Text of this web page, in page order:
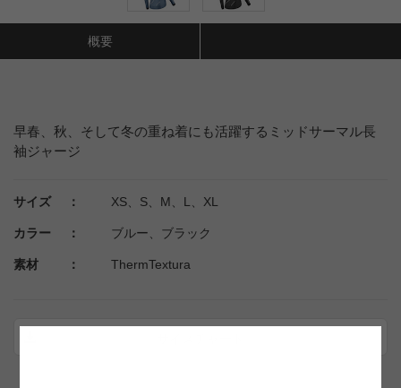
概要
早春、秋、そして冬の重ね着にも活躍するミッドサーマル長
袖ジャージ
サイズ ： XS、S、M、L、XL
カラー ： ブルー、ブラック
素材 ： ThermTextura